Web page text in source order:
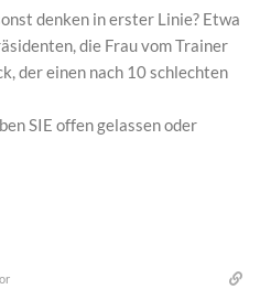
denken in erster Linie? Etwa
die Frau vom Trainer
der einen nach 10 schlechten
SIE offen gelassen oder